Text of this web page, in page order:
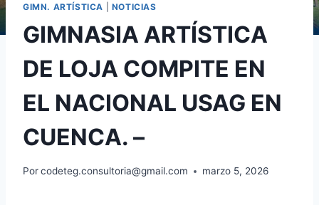
GIMN. ARTÍSTICA NOTICIAS
GIMNASIA ARTÍSTICA
DE LOJA COMPITE EN
EL NACIONAL USAG EN
CUENCA. –
Porcodeteg.consultoria@gmail.com marzo 5, 2026